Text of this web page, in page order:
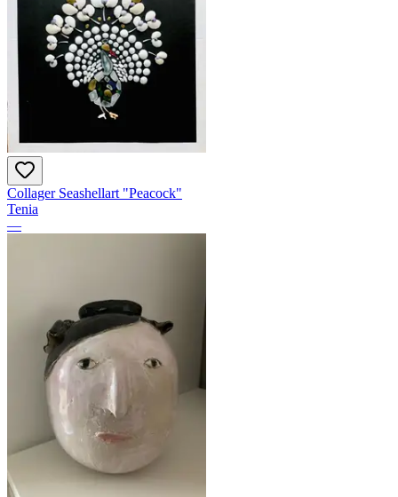
Collager Seashellart "Peacock"
Tenia
—